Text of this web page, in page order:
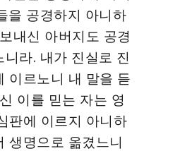
을 공경하지 아니하
내신 아버지도 공경
라. 내가 진실로 진
이르노니 내 말을 듣
이를 믿는 자는 영
판에 이르지 아니하
생명으로 옮겼느니